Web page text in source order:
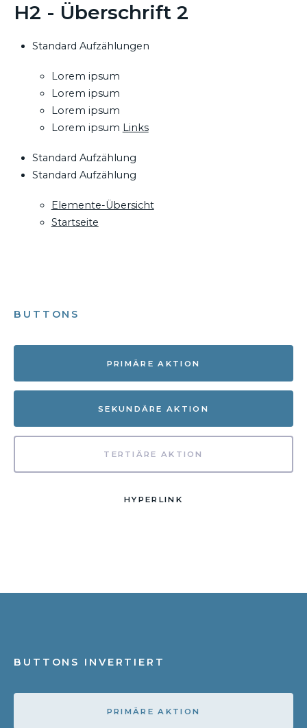
H2 - Überschrift 2
Standard Aufzählungen
Lorem ipsum
Lorem ipsum
Lorem ipsum
Lorem ipsum Links
Standard Aufzählung
Standard Aufzählung
Elemente-Übersicht
Startseite
BUTTONS
PRIMÄRE AKTION
SEKUNDÄRE AKTION
TERTIÄRE AKTION
HYPERLINK
BUTTONS INVERTIERT
PRIMÄRE AKTION